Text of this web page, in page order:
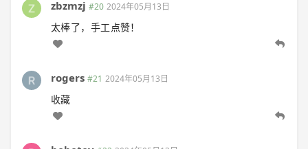
zbzmzj #20 2024年05月13日
太棒了，手工点赞！
rogers #21 2024年05月13日
收藏